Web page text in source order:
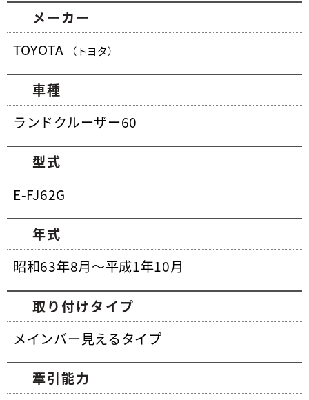
メーカー
TOYOTA
（トヨタ）
車種
ランドクルーザー60
型式
E-FJ62G
年式
昭和63年8月～平成1年10月
取り付けタイプ
メインバー見えるタイプ
牽引能力